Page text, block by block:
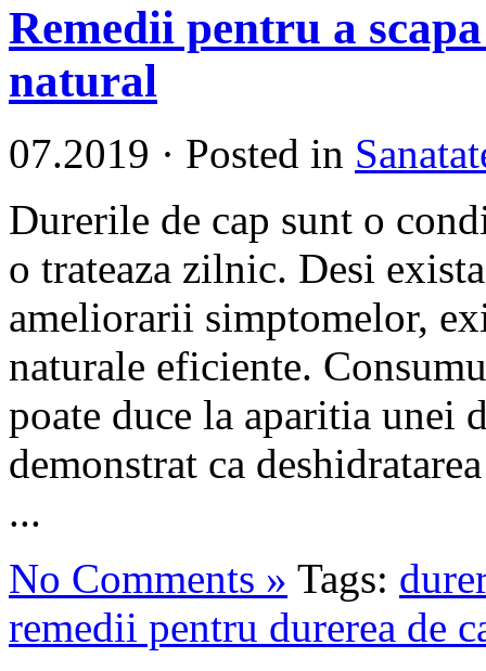
Remedii pentru a
natural
07.2019 · Posted in
Durerile de cap sunt o
o trateaza zilnic. Desi
ameliorarii simptomelor,
naturale eficiente.
poate duce la aparitia unei
demonstrat ca
...
No Comments » Tags:
remedii pentru durerea de